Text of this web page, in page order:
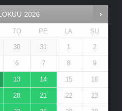
2026
TO PE LA SU
30 31 1 2
6 7 8 9
13 14 15 16
20 21 22 23